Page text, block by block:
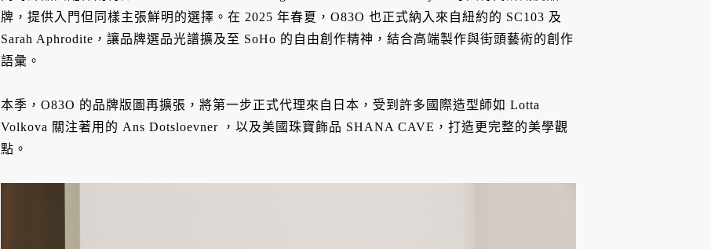
牌，提供入門但同樣主張鮮明的選擇。在 2025 年春夏，O83O 也正式納入來自紐約的 SC103 及
Sarah Aphrodite，讓品牌選品光譜擴及至 SoHo 的自由創作精神，結合高端製作與街頭藝術的創作
語彙。
本季，O83O 的品牌版圖再擴張，將第一步正式代理來自日本，受到許多國際造型師如 Lotta
Volkova 關注著用的 Ans Dotsloevner ，以及美國珠寶飾品 SHANA CAVE，打造更完整的美學觀
點。